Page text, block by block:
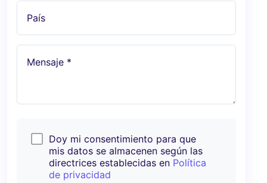
País
Mensaje *
Doy mi consentimiento para que
mis datos se almacenen según las
directrices establecidas en Política
de privacidad